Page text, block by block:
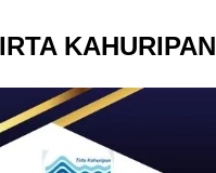
KAHURIPAN